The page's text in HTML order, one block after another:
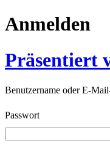
Anmelden
Präsentiert
Benutzername oder E-
Passwort